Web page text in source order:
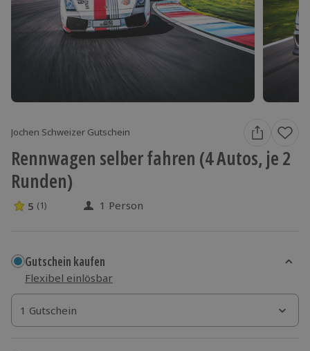
Jochen Schweizer Gutschein
Rennwagen selber fahren (4 Autos, je 2
Runden)
5 Sterne von 5 aus 1 Bewertungen
5 (1) 1 Person
Gutschein kaufen
Flexibel einlösbar
1 Gutschein
1 Gutschein
1 Gutschein